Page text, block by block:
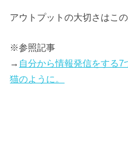
アウトプットの大切さはこ
※参照記事
→ 自分から情報発信をする
猫のように。